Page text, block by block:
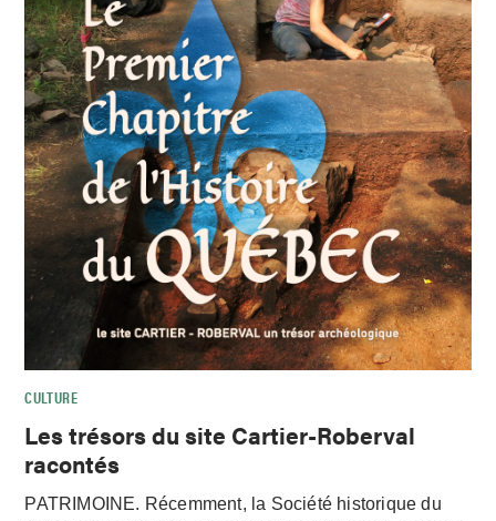
CULTURE
Les trésors du site Cartier-Roberval
racontés
PATRIMOINE. Récemment, la Société historique du